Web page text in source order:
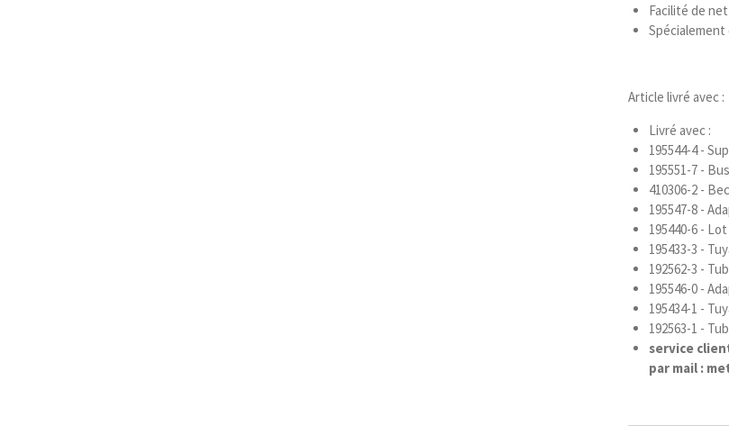
Facilité de
Article livré avec :
Livré avec :
195544-4 -
195551-7 -
410306-2 -
195547-8 -
195440-6 -
195433-3 -
192562-3 -
195546-0 -
195434-1 -
192563-1 -
service
par mail :